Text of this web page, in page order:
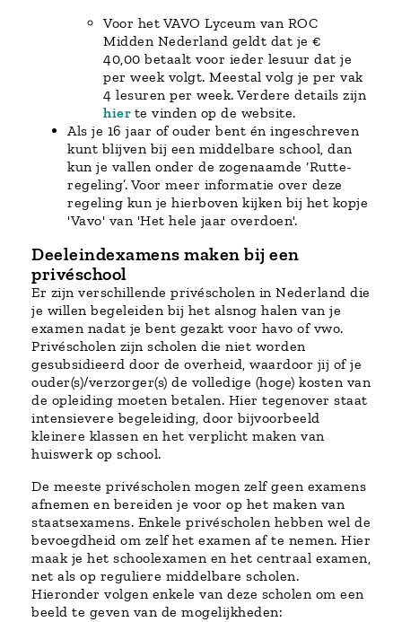
Voor het VAVO Lyceum van ROC
Midden Nederland geldt dat je €
40,00 betaalt voor ieder lesuur dat je
per week volgt. Meestal volg je per vak
4 lesuren per week. Verdere details zijn
hier te vinden op de website.
Als je 16 jaar of ouder bent én ingeschreven
kunt blijven bij een middelbare school, dan
kun je vallen onder de zogenaamde ‘Rutte-
regeling’. Voor meer informatie over deze
regeling kun je hierboven kijken bij het kopje
'Vavo' van 'Het hele jaar overdoen'.
Deeleindexamens maken bij een
privéschool
Er zijn verschillende privéscholen in Nederland die
je willen begeleiden bij het alsnog halen van je
examen nadat je bent gezakt voor havo of vwo.
Privéscholen zijn scholen die niet worden
gesubsidieerd door de overheid, waardoor jij of je
ouder(s)/verzorger(s) de volledige (hoge) kosten van
de opleiding moeten betalen. Hier tegenover staat
intensievere begeleiding, door bijvoorbeeld
kleinere klassen en het verplicht maken van
huiswerk op school.
De meeste privéscholen mogen zelf geen examens
afnemen en bereiden je voor op het maken van
staatsexamens. Enkele privéscholen hebben wel de
bevoegdheid om zelf het examen af te nemen. Hier
maak je het schoolexamen en het centraal examen,
net als op reguliere middelbare scholen.
Hieronder volgen enkele van deze scholen om een
beeld te geven van de mogelijkheden: